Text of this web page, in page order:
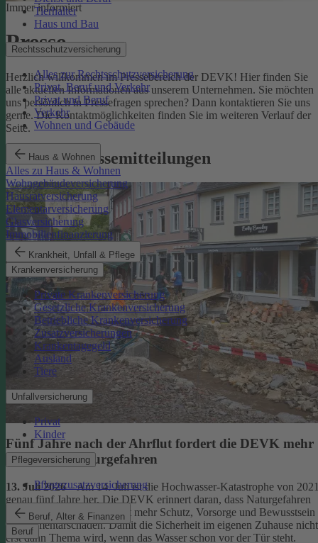
Tierhalter
Haus und Bau
Rechtsschutzversicherung
Alles zur Rechtsschutzversicherung
Privat, Beruf und Verkehr
Privat und Beruf
Verkehr
Wohnen und Gebäude
Haus & Wohnen
Alles zu Haus & Wohnen
Wohngebäudeversicherung
Hausratversicherung
Elementarversicherung
Glasversicherung
Immobilienfinanzierung
Krankheit, Unfall & Pflege
Krankenversicherung
Private Krankenversicherung
Gesetzliche Krankenversicherung
Betriebliche Krankenversicherung
Zusatzversicherungen
Krankentagegeld
Ausland
Tiere
Unfallversicherung
Privat
Kinder
Pflegeversicherung
Pflegezusatzversicherung
Beruf, Alter & Finanzen
Beruf
Immer informiert
Presse
Herzlich willkommen im Pressebereich der DEVK! Hier finden Sie
alle aktuellen Informationen aus unserem Unternehmen. Sie möchten
uns persönlich in Pressefragen sprechen? Dann kontaktieren Sie uns
gerne. Die Kontaktmöglichkeiten finden Sie im weiteren Verlauf der
Seite.
Aktuelle Pressemitteilungen
Fünf Jahre nach der Ahrflut fordert die DEVK mehr
Schutz vor Naturgefahren
13. Juli 2026– Am 14. Juli ist die Hochwasser-Katastrophe von
genau fünf Jahre her. Die DEVK erinnert daran, dass Naturgefahren
überall drohen – und fordert mehr Schutz, Vorsorge und Bewusstsein
für Elementarschäden. Damit die Sicherheit im eigenen Zuhause nicht
erst dann Thema wird, wenn das Wasser schon vor der Tür steht.